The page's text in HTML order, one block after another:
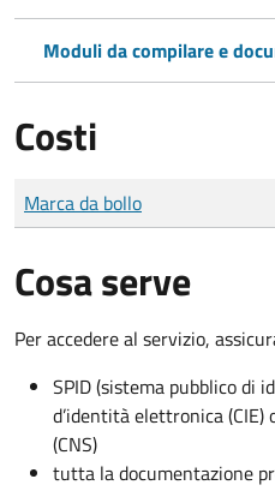
Moduli da compilare e
Costi
Tipo di pagamento
Importo
Marca da bollo
Cosa serve
Per accedere al servizio,
SPID (sistema pubblico di
d’identità elettronica
(CNS)
tutta la documentazione